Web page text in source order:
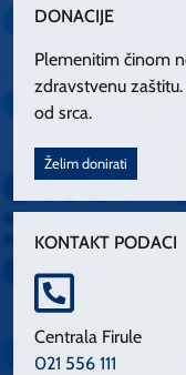
DONACIJE
Plemenitim činom
zdravstvenu
od srca.
Želim donirati
KONTAKT PODACI
Centrala Firule
021 556 111